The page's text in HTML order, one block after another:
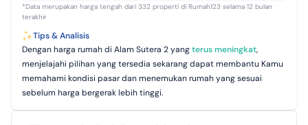
*Data merupakan harga tengah dari 332 properti di Rumah123 selama 12 bulan
terakhir
Tips & Analisis
Dengan harga rumah di Alam Sutera 2 yangterus meningkat,
menjelajahi pilihan yang tersedia sekarang dapat membantu Kamu
memahami kondisi pasar dan menemukan rumah yang sesuai
sebelum harga bergerak lebih tinggi.